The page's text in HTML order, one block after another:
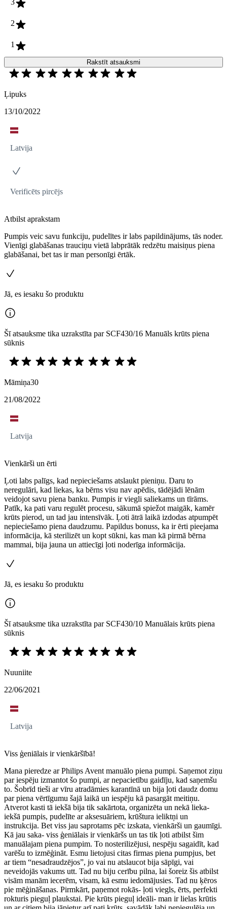
3
2
1
Rakstīt atsauksmi
Ļipuks
13/10/2022
Latvija
Verificēts pircējs
Atbilst aprakstam
Pumpis veic savu funkciju, pudelītes ir labs papildinājums, tās noder.
Vienīgi glabāšanas trauciņu vietā labprātāk redzētu maisiņus piena
glabāšanai, bet tas ir man personīgi ērtāk.
Jā, es iesaku šo produktu
Šī atsauksme tika uzrakstīta par SCF430/16 Manuāls krūts piena
sūknis
Māmiņa30
21/08/2022
Latvija
Vienkārši un ērti
Ļoti labs palīgs, kad nepieciešams atslaukt pieniņu. Daru to
neregulāri, kad liekas, ka bērns visu nav apēdis, tādējādi lēnām
veidojot savu piena banku. Pumpis ir viegli saliekams un tīrāms.
Patīk, ka pati varu regulēt procesu, sākumā spiežot maigāk, kamēr
krūts pierod, un tad jau intensīvāk. Ļoti ātrā laikā izdodas atpumpēt
nepieciešamo piena daudzumu. Papildus bonuss, ka ir ērti pieejama
informācija, kā sterilizēt un kopt sūkni, kas man kā pirmā bērna
mammai, bija jauna un attiecīgi ļoti noderīga informācija.
Jā, es iesaku šo produktu
Šī atsauksme tika uzrakstīta par SCF430/10 Manuālais krūts piena
sūknis
Nuuniite
22/06/2021
Latvija
Viss ģeniālais ir vienkāršībā!
Mana pieredze ar Philips Avent manuālo piena pumpi. Saņemot ziņu
par iespēju izmantot šo pumpi, ar nepacietību gaidīju, kad saņemšu
to. Šobrīd tieši ar vīru atradāmies karantīnā un bija ļoti daudz domu
par piena vērtīgumu šajā laikā un iespēju kā pasargāt meitiņu.
Atverot kasti tā iekšā bija tik sakārtota, organizēta un nekā lieka-
iekšā pumpis, pudelīte ar aksesuāriem, krūštura ieliktņi un
instrukcija. Bet viss jau saprotams pēc izskata, vienkārši un gaumīgi.
Kā jau saka- viss ģeniālais ir vienkāršs un tas tik ļoti atbilst šim
manuālajam piena pumpim. To nosterilizējusi, nespēju sagaidīt, kad
varēšu to izmēģināt. Esmu lietojusi citas firmas piena pumpjus, bet
ar tiem “nesadraudzējos”, jo vai nu atslaucot bija sāpīgi, vai
neveidojās vakums utt. Tad nu biju cerību pilna, lai šoreiz šis atbilst
visām manām iecerēm, visam, kā esmu iedomājusies. Tad nu ķēros
pie mēģināšanas. Pirmkārt, paņemot rokās- ļoti viegls, ērts, perfekti
rokturis pieguļ plaukstai. Pie krūts pieguļ ideāli- man ir lielas krūtis